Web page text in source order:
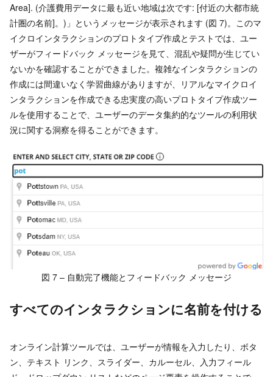
Area]. (介護費用データに最も近い地域は次です: [付近の大都市統
計圏の名前]。)」というメッセージが表示されます (図 7)。このマ
イクロインタラクションのプロトタイプ作成とテストでは、ユー
ザーがフィードバック メッセージを見て、混乱や疑問が生じてい
ないかを確認することができました。複雑なインタラクションの
作成には間違いなく学習曲線がありますが、リアルなマイクロイ
ンタラクションを作成できる忠実度の高いプロトタイプ作成ツー
ルを使用することで、ユーザーのデータ集約的なツールの利用状
況に関する洞察を得ることができます。
図 7 – 自動完了機能とフィードバック メッセージ
すべてのインタラクションに名前を付ける
オンライン計算ツールでは、ユーザーが情報を入力したり、ボタ
ン、テキスト リンク、スライダー、カルーセル、入力フィール